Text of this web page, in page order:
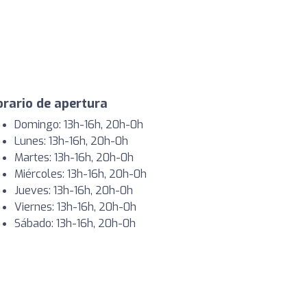
de apertura
Domingo: 13h-16h, 20h-0h
Lunes: 13h-16h, 20h-0h
Martes: 13h-16h, 20h-0h
Miércoles: 13h-16h, 20h-0h
Jueves: 13h-16h, 20h-0h
Viernes: 13h-16h, 20h-0h
Sábado: 13h-16h, 20h-0h